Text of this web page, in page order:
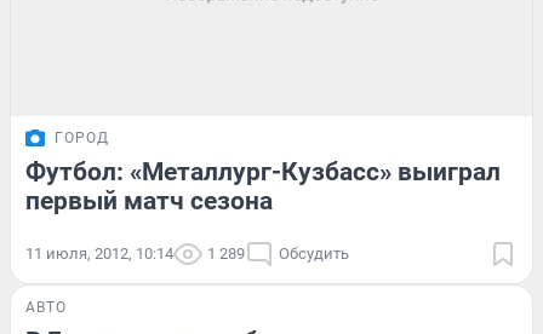
ГОРОД
Футбол: «Металлург-Кузбасс» выиграл
первый матч сезона
11 июля, 2012, 10:14 1 289 Обсудить
АВТО